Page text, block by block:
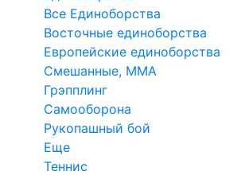
Все Единоборства
Восточные единоборства
Европейские единоборства
Смешанные, ММА
Грэпплинг
Самооборона
Рукопашный бой
Еще
Теннис